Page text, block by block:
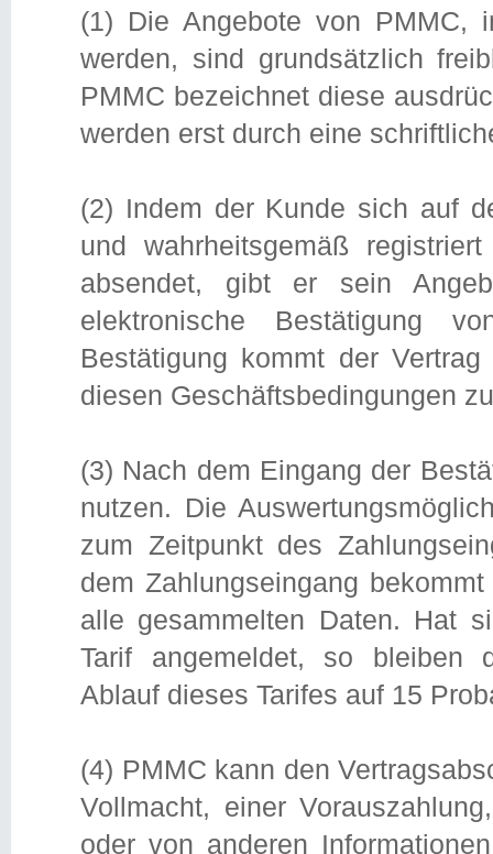
(1) Die Angebote von PMMC,
werden, sind grundsätzlich
PMMC bezeichnet diese
werden erst durch eine
(2) Indem der Kunde sich auf
und wahrheitsgemäß
absendet, gibt er sein
elektronische Bestätigung
Bestätigung kommt der
diesen Geschäftsbedingungen
(3) Nach dem Eingang der
nutzen. Die
zum Zeitpunkt des
dem Zahlungseingang
alle gesammelten Daten. Hat
Tarif angemeldet, so bleiben
Ablauf dieses Tarifes auf 15
(4) PMMC kann den
Vollmacht, einer
oder von anderen